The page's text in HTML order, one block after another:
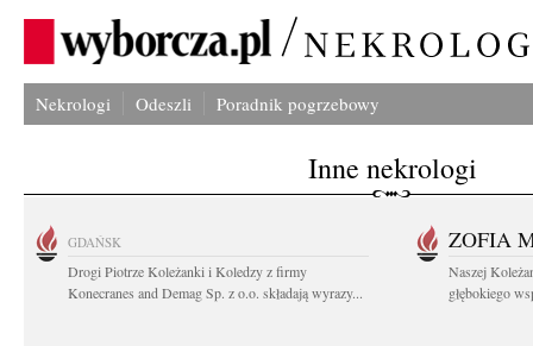
Nekrologi Odeszli Poradnik pogrzebowy
Inne nekrologi
GDAŃSK
Drogi Piotrze Koleżanki i Koledzy z firmy
Konecranes and Demag Sp. z o.o. składają wyrazy...
ZOFIA
Naszej
głębokiego